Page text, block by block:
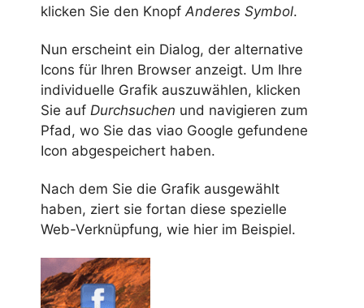
klicken Sie den Knopf Anderes Symbol.
Nun erscheint ein Dialog, der alternative
Icons für Ihren Browser anzeigt. Um Ihre
individuelle Grafik auszuwählen, klicken
Sie auf Durchsuchen und navigieren zum
Pfad, wo Sie das viao Google gefundene
Icon abgespeichert haben.
Nach dem Sie die Grafik ausgewählt
haben, ziert sie fortan diese spezielle
Web-Verknüpfung, wie hier im Beispiel.